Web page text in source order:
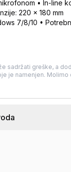
• In-line
220 x 180 mm
7/8/10 •
sadržati greške, a
je namenjen.